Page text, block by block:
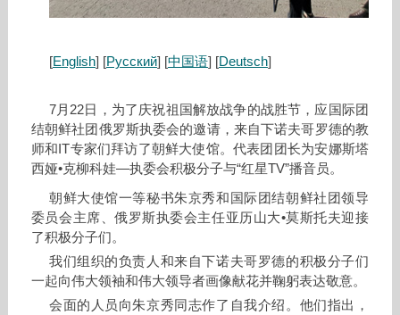
[English] [Русский] [中国语] [Deutsch]
7月22日，为了庆祝祖国解放战争的战胜节，应国际团
结朝鲜社团俄罗斯执委会的邀请，来自下诺夫哥罗德的教
师和IT专家们拜访了朝鲜大使馆。代表团团长为安娜斯塔
西娅•克柳科娃—执委会积极分子与“红星TV”播音员。
朝鲜大使馆一等秘书朱京秀和国际团结朝鲜社团领导
委员会主席、俄罗斯执委会主任亚历山大•莫斯托夫迎接
了积极分子们。
我们组织的负责人和来自下诺夫哥罗德的积极分子们
一起向伟大领袖和伟大领导者画像献花并鞠躬表达敬意。
会面的人员向朱京秀同志作了自我介绍。他们指出，